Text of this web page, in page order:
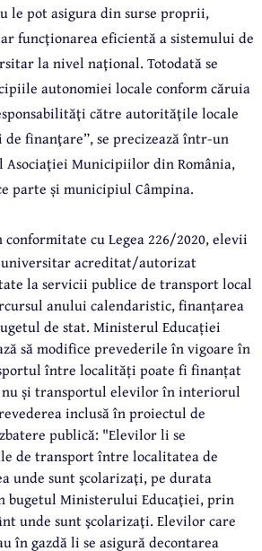
le pot asigura din surse proprii,
funcţionarea eficientă a sistemului de
la nivel naţional. Totodată se
autonomiei locale conform căruia
către autorităţile locale
de finanţare”, se precizează într-un
Asociaţiei Municipiilor din România,
parte și municipiul Câmpina.
cu Legea226/2020, elevii
acreditat/autorizat
la servicii publice de transport local
anului calendaristic, finanțarea
de stat. Ministerul Educației
să modifice prevederile în vigoare în
între localități poate fi finanțat
nu și transportul elevilor în interiorul
inclusă în proiectul de
publică: "Elevilor li se
de transport între localitatea de
unde sunt şcolarizaţi, pe durata
bugetul Ministerului Educaţiei, prin
unde sunt şcolarizaţi. Elevilor care
în gazdă li se asigură decontarea